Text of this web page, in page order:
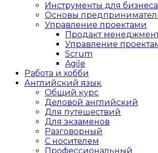
Инструменты для бизнеса
Основы
Управление проектами
Продакт
Управление
Scrum
Agile
Работа и хобби
Английский язык
Общий курс
Деловой английский
Для путешествий
Для экзаменов
Разговорный
С носителем
Профессиональный